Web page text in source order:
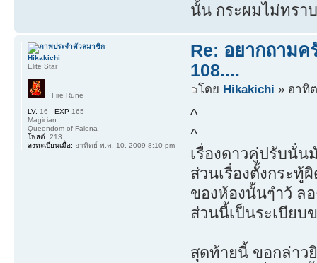
นั้น กระผมไม่ทรา
Re: อยากถามค
108....
โดย Hikakichi » อาทิ
^
^
เรื่องดาวคู่ปรับนั่
ส่วนเรื่องตั้งกระทู้
ของห้องนั้นๆำว้ ล
ส่วนนี้เป็นระเบีย
สุดท้ายนี้ ขอกล่าว
Hikakichi
Elite Star
Fire Rune
LV. 16 EXP 165
Magician
Queendom of Falena
โพสต์: 213
ลงทะเบียนเมื่อ: อาทิตย์ พ.ค. 10, 2009 8:10 pm